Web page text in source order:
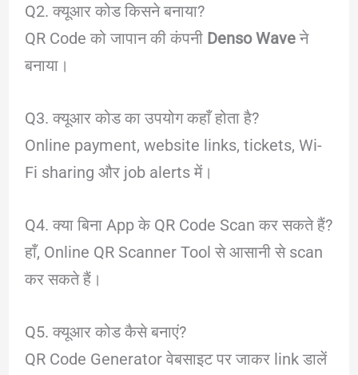
Q2. क्यूआर कोड किसने बनाया?
QR Code को जापान की कंपनी Denso Waveने
बनाया।
Q3. क्यूआर कोड का उपयोग कहाँ होता है?
Online payment, website links, tickets, Wi-
Fi sharing और job alerts में।
Q4. क्या बिना App के QR Code Scan कर सकते हैं?
हाँ, Online QR Scanner Tool से आसानी से scan
कर सकते हैं।
Q5. क्यूआर कोड कैसे बनाएं?
QR Code Generator वेबसाइट पर जाकर link डालें